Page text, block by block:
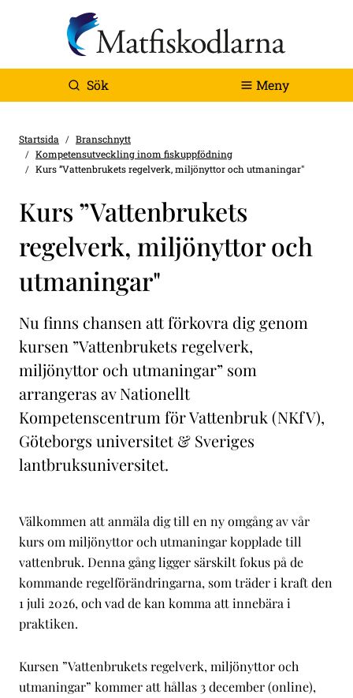
Sök Meny
Startsida
Branschnytt
Kompetensutveckling inom fiskuppfödning
Kurs ”Vattenbrukets regelverk, miljönyttor och utmaningar"
Kurs ”Vattenbrukets
regelverk, miljönyttor och
utmaningar"
Nu finns chansen att förkovra dig genom
kursen ”Vattenbrukets regelverk,
miljönyttor och utmaningar” som
arrangeras av Nationellt
Kompetenscentrum för Vattenbruk (NKfV),
Göteborgs universitet & Sveriges
lantbruksuniversitet.
Välkommen att anmäla dig till en ny omgång av vår
kurs om miljönyttor och utmaningar kopplade till
vattenbruk. Denna gång ligger särskilt fokus på de
kommande regelförändringarna, som träder i kraft den
1 juli 2026, och vad de kan komma att innebära i
praktiken.
Kursen ”Vattenbrukets regelverk, miljönyttor och
utmaningar” kommer att hållas 3 december (online),